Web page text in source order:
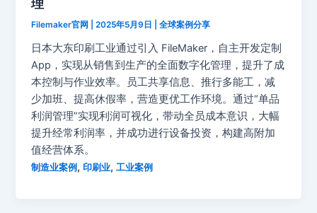
Filemaker官网 |2025年5月9日 |全球案例分享
日本大东印刷工业通过引入 FileMaker，自主开发定制
App，实现从销售到生产的全面数字化管理，提升了成
本控制与作业效率。员工共享信息、推行多能工，减
少加班、提高休假率，营造更优工作环境。通过“单品
利润管理”实现利润可视化，带动全员成本意识，大幅
提升经常利润率，并成功进行设备投资，构建高附加
值经营体系。
制造业案例, 印刷业,工业案例